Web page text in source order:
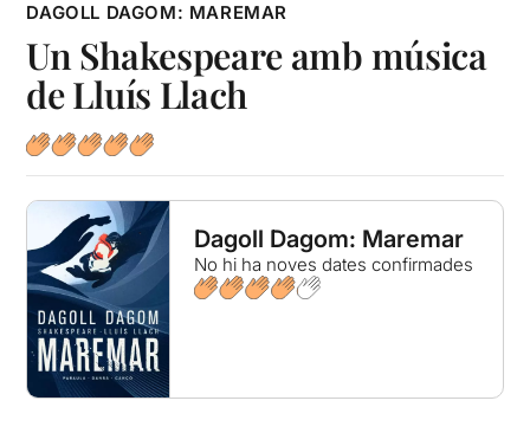
DAGOLL DAGOM: MAREMAR
Un Shakespeare amb música
de Lluís Llach
Dagoll Dagom: Maremar
No hi ha noves dates confirmades